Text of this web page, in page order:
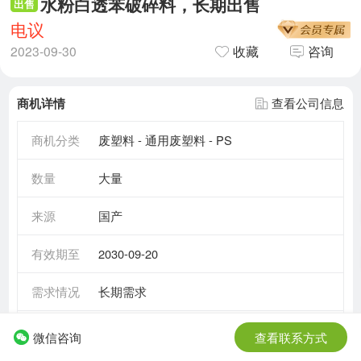
出售
电议
2023-09-30 收藏 咨询
商机详情 查看公司信息
商机分类 废塑料 - 通用废塑料 - PS
数量 大量
来源 国产
有效期至 2030-09-20
需求情况 长期需求
所在地区
微信咨询 查看联系方式